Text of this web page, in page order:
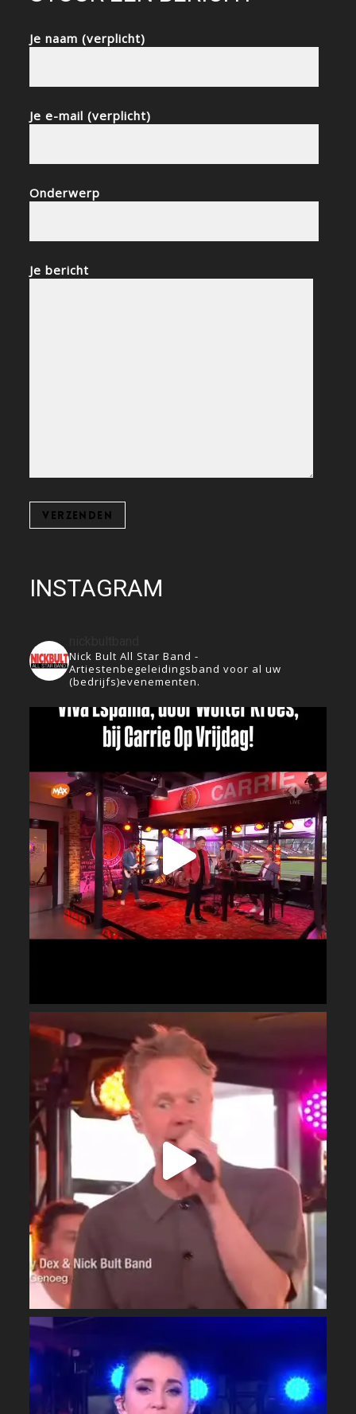
Je naam (verplicht)
Je e-mail (verplicht)
Onderwerp
Je bericht
INSTAGRAM
Nick Bult All Star Band -
Artiestenbegeleidingsband voor al uw
(bedrijfs)evenementen.